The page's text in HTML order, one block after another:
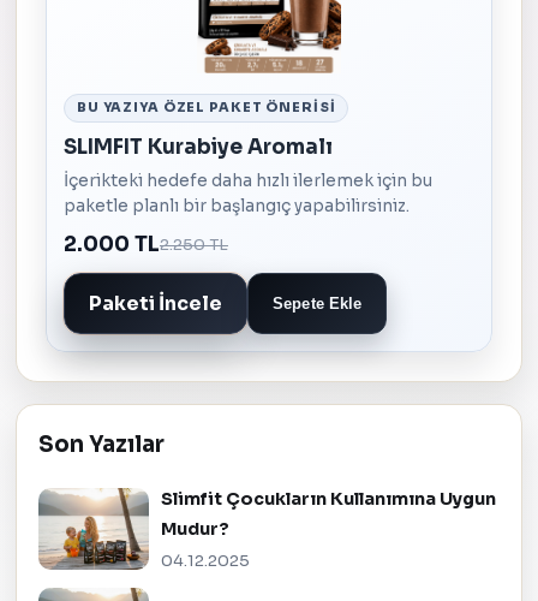
BU YAZIYA ÖZEL PAKET ÖNERISI
SLIMFIT Kurabiye Aromalı
İçerikteki hedefe daha hızlı ilerlemek için bu
paketle planlı bir başlangıç yapabilirsiniz.
2.000 TL2.250 TL
Paketi İncele Sepete Ekle
Son Yazılar
Slimfit Çocukların Kullanımına Uygun
Mudur?
04.12.2025